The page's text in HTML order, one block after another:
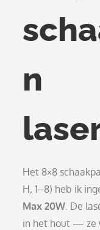
n
Het 8×8
H, 1–8) heb ik
Max 20W . De
in het hout — ze